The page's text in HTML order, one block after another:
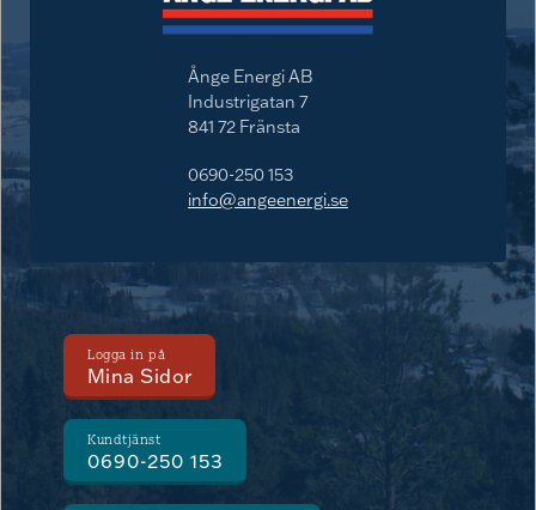
Ånge Energi AB
Industrigatan 7
841 72 Fränsta
0690-250 153
info@angeenergi.se
Logga in på
Mina Sidor
Kundtjänst
0690-250 153